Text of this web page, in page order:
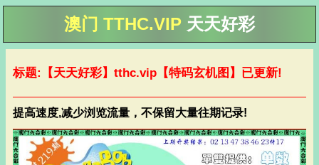
澳门 TTHC.VIP 天天好彩
标题:【天天好彩】 tthc.vip 【特码玄机图】已更新!
提高速度,减少浏览流量，不保留大量往期记录!